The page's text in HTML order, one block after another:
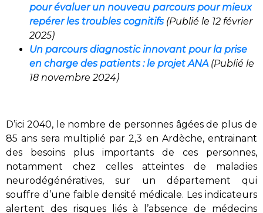
pour évaluer un nouveau parcours pour mieux
repérer les troubles cognitifs(Publié le 12 février
2025)
Un parcours diagnostic innovant pour la prise
en charge des patients : le projet ANA (Publié le
18 novembre 2024)
D’ici 2040, le nombre de personnes âgées de plus de
85 ans sera multiplié par 2,3 en Ardèche, entrainant
des besoins plus importants de ces personnes,
notamment chez celles atteintes de maladies
neurodégénératives, sur un département qui
souffre d’une faible densité médicale. Les indicateurs
alertent des risques liés à l’absence de médecins